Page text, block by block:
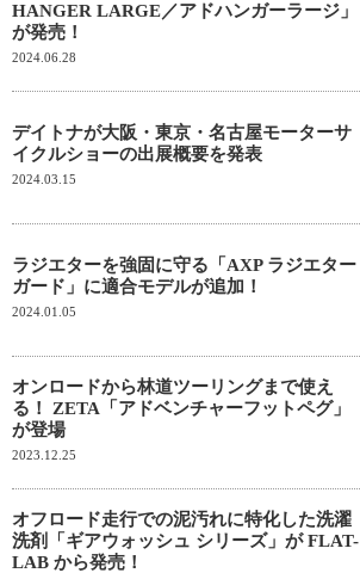
HANGER LARGE／アドハンガーラージ」
が発売！
2024.06.28
デイトナが大阪・東京・名古屋モーターサ
イクルショーの出展概要を発表
2024.03.15
ラジエターを強固に守る「AXP ラジエター
ガード」に適合モデルが追加！
2024.01.05
オンロードから林道ツーリングまで使え
る！ ZETA「アドベンチャーフットペグ」
が登場
2023.12.25
オフロード走行での泥汚れに特化した洗濯
洗剤「ギアウォッシュ シリーズ」が FLAT-
LAB から発売！